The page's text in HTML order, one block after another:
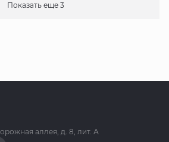
Показать еще 3
аллея, д. 8, лит. А